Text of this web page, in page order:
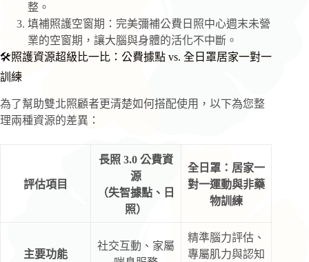
整。
填補照護空窗期：完美彌補公費日照中心週末未營
業的空窗期，讓大腦與身體的活化不中斷。
🛠照護資源超級比一比：公費據點 vs. 全日罩居家一對一
訓練
為了幫助雙北照顧者更清楚如何搭配使用，以下為您整
理兩種資源的差異：
評估項目
長照 3.0 公費資
源
（失智據點、日
照）
全日罩：居家一
對一運動與非藥
物訓練
主要功能
社交互動、家屬
精準腦力評估、
專屬肌力與認知